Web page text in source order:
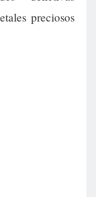
preciosos